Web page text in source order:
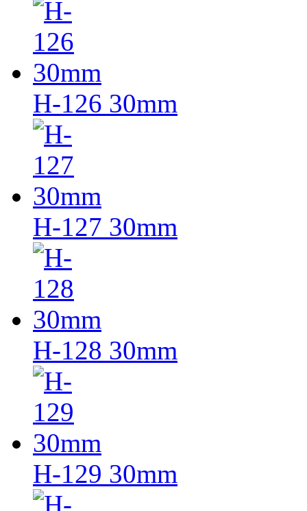
H-126 30mm
H-127 30mm
H-128 30mm
H-129 30mm